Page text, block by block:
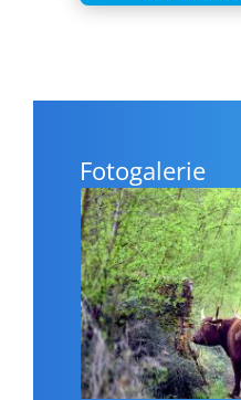
Fotogalerie